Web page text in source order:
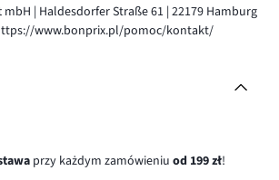
| Haldesdorfer Straße 61 | 22179 Hamburg
www.bonprix.pl/pomoc/kontakt/
przy każdym zamówieniu od 199 zł!